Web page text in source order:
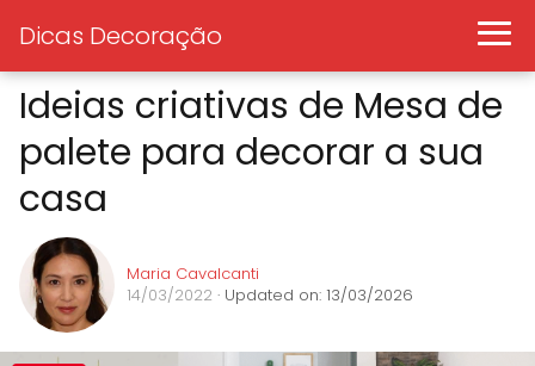
Dicas Decoração
Ideias criativas de Mesa de
palete para decorar a sua
casa
Maria Cavalcanti
14/03/2022 · Updated on: 13/03/2026